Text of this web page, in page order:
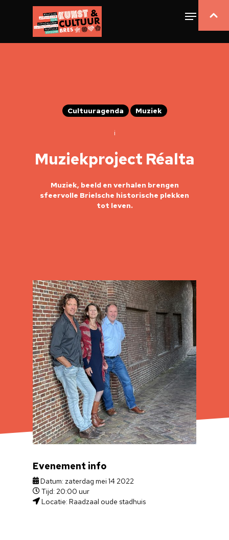
Cultuuragenda Muziek
i
Muziekproject Réalta
Muziek, beeld en verhalen brengen
sfeervolle Brielsche historische plekken
tot leven.
Evenement info
Datum: zaterdag mei 14 2022
Tijd: 20:00 uur
Locatie: Raadzaal oude stadhuis